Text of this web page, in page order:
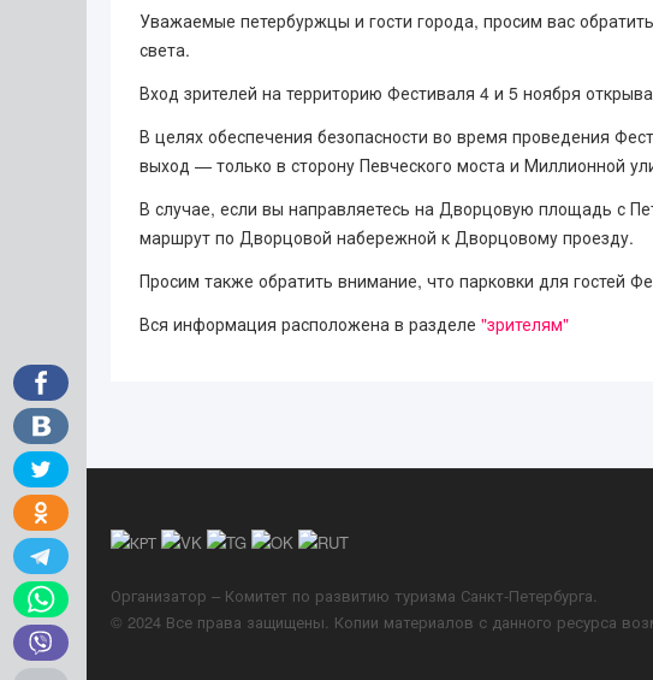
Уважаемые петербуржцы и гости города, просим вас
света.
Вход зрителей на территорию Фестиваля 4 и 5 ноября
В целях обеспечения безопасности во время проведения
выход — только в сторону Певческого моста и Миллионной
В случае, если вы направляетесь на Дворцовую площадь с
маршрут по Дворцовой набережной к Дворцовому проезду.
Просим также обратить внимание, что парковки для гостей
Вся информация расположена в разделе "зрителям"
Организатор – Комитет по развитию туризма Санкт-Петербурга.
© 2024 Все права защищены. Копии материалов с данного ресурса